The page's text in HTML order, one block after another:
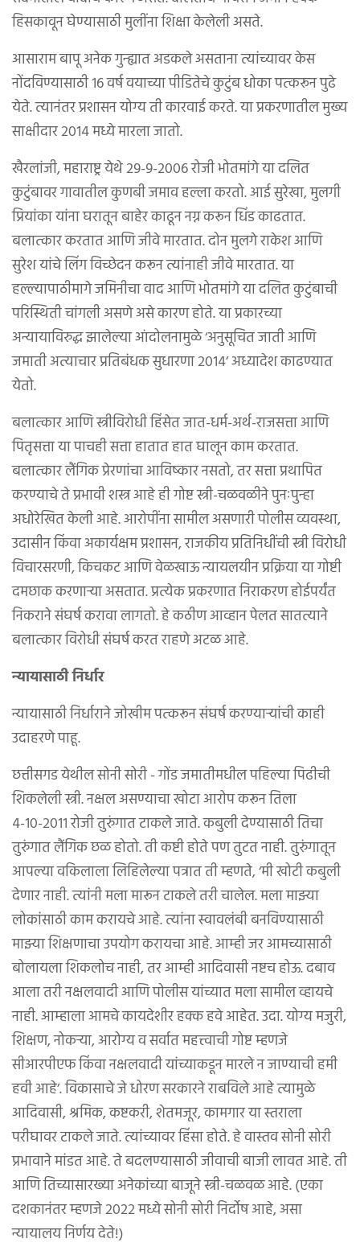
हिसकावून घेण्यासाठी मुलींना शिक्षा केलेली असते.
आसाराम बापू अनेक गुन्ह्यात अडकले असताना त्यांच्यावर केस
नोंदविण्यासाठी १६ वर्ष वयाच्या पीडितेचे कुटुंब धोका पत्करून पुढे
येते. त्यानंतर प्रशासन योग्य ती कारवाई करते. या प्रकरणातील मुख्य
साक्षीदार २०१४ मध्ये मारला जातो.
खैरलांजी, महाराष्ट्र येथे २९-९-२००६ रोजी भोतमांगे या दलित
कुटुंबावर गावातील कुणबी जमाव हल्ला करतो. आई सुरेखा, मुलगी
प्रियांका यांना घरातून बाहेर काढून नग्न करून धिंड काढतात.
बलात्कार करतात आणि जीवे मारतात. दोन मुलगे राकेश आणि
सुरेश यांचे लिंग विच्छेदन करून त्यांनाही जीवे मारतात. या
हल्ल्यापाठीमागे जमिनीचा वाद आणि भोतमांगे या दलित कुटुंबाची
परिस्थिती चांगली असणे असे कारण होते. या प्रकारच्या
अन्यायाविरुद्ध झालेल्या आंदोलनामुळे ‘अनुसूचित जाती आणि
जमाती अत्याचार प्रतिबंधक सुधारणा २०१४’ अध्यादेश काढण्यात
येतो.
बलात्कार आणि स्त्रीविरोधी हिंसेत जात-धर्म-अर्थ-राजसत्ता आणि
पितृसत्ता या पाचही सत्ता हातात हात घालून काम करतात.
बलात्कार लैंगिक प्रेरणांचा आविष्कार नसतो, तर सत्ता प्रथापित
करण्याचे ते प्रभावी शस्त्र आहे ही गोष्ट स्त्री-चळवळीने पुनःपुन्हा
अधोरेखित केली आहे. आरोपींना सामील असणारी पोलीस व्यवस्था,
उदासीन किंवा अकार्यक्षम प्रशासन, राजकीय प्रतिनिधींची स्त्री विरोधी
विचारसरणी, किचकट आणि वेळखाऊ न्यायलयीन प्रक्रिया या गोष्टी
दमछाक करणाऱ्या असतात. प्रत्येक प्रकरणात निराकरण होईपर्यंत
निकराने संघर्ष करावा लागतो. हे कठीण आव्हान पेलत सातत्याने
बलात्कार विरोधी संघर्ष करत राहणे अटळ आहे.
न्यायासाठी निर्धार
न्यायासाठी निर्धाराने जोखीम पत्करून संघर्ष करण्याऱ्यांची काही
उदाहरणे पाहू.
छत्तीसगड येथील सोनी सोरी - गोंड जमातीमधील पहिल्या पिढीची
शिकलेली स्त्री. नक्षल असण्याचा खोटा आरोप करून तिला
४-१०-२०११ रोजी तुरुंगात टाकले जाते. कबुली देण्यासाठी तिचा
तुरुंगात लैंगिक छळ होतो. ती कष्टी होते पण तुटत नाही. तुरुंगातून
आपल्या वकिलाला लिहिलेल्या पत्रात ती म्हणते, ‘मी खोटी कबुली
देणार नाही. त्यांनी मला मारून टाकले तरी चालेल. मला माझ्या
लोकांसाठी काम करायचे आहे. त्यांना स्वावलंबी बनविण्यासाठी
माझ्या शिक्षणाचा उपयोग करायचा आहे. आम्ही जर आमच्यासाठी
बोलायला शिकलोच नाही, तर आम्ही आदिवासी नष्टच होऊ. दबाव
आला तरी नक्षलवादी आणि पोलीस यांच्यात मला सामील व्हायचे
नाही. आम्हाला आमचे कायदेशीर हक्क हवे आहेत. उदा. योग्य मजुरी,
शिक्षण, नोकऱ्या, आरोग्य व सर्वात महत्त्वाची गोष्ट म्हणजे
सीआरपीएफ किंवा नक्षलवादी यांच्याकडून मारले न जाण्याची हमी
हवी आहे’. विकासाचे जे धोरण सरकारने राबविले आहे त्यामुळे
आदिवासी, श्रमिक, कष्टकरी, शेतमजूर, कामगार या स्तराला
परीघावर टाकले जाते. त्यांच्यावर हिंसा होते. हे वास्तव सोनी सोरी
प्रभावाने मांडत आहे. ते बदलण्यासाठी जीवाची बाजी लावत आहे. ती
आणि तिच्यासारख्या अनेकांच्या बाजूने स्त्री-चळवळ आहे. (एका
दशकानंतर म्हणजे २०२२ मध्ये सोनी सोरी निर्दोष आहे, असा
न्यायालय निर्णय देते!)